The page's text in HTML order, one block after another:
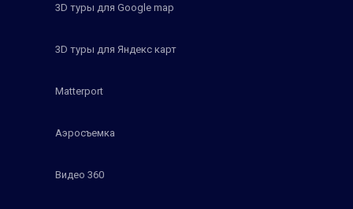
3D туры для Google map
3D туры для Яндекс карт
Matterport
Аэросъемка
Видео 360